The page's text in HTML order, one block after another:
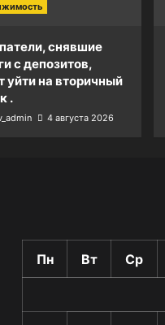
снявшие
с депозитов,
уйти на вторичный
.
4 августа 2026
Пн Вт Ср